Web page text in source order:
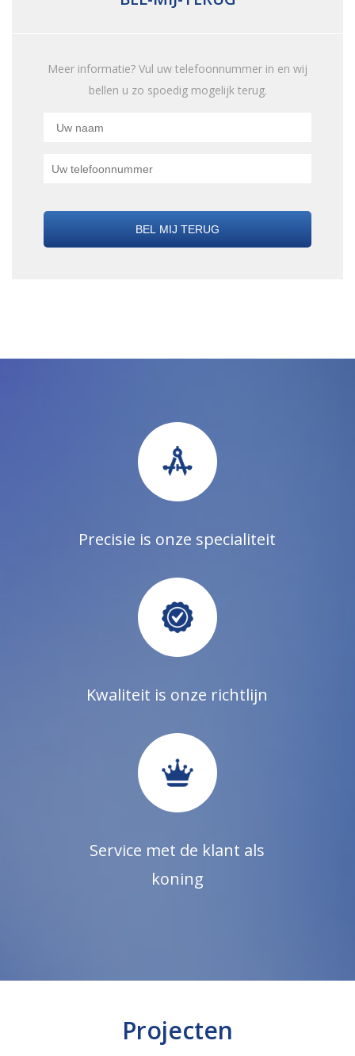
Meer informatie? Vul uw telefoonnummer in en wij
bellen u zo spoedig mogelijk terug.
Precisie is onze specialiteit
Kwaliteit is onze richtlijn
Service met de klant als
koning
Projecten